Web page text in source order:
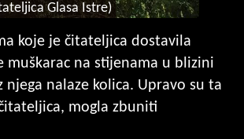
Glasa Istre)
koje je čitateljica dostavila
muškarac na stijenama u blizini
njega nalaze kolica. Upravo su ta
mogla zbuniti